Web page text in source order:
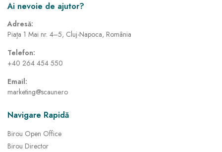
Ai nevoie de ajutor?
Adresă:
Piața 1 Mai nr. 4–5, Cluj-Napoca, România
Telefon:
+40 264 454 550
Email:
marketing@scaune.ro
Navigare Rapidă
Birou Open Office
Birou Director